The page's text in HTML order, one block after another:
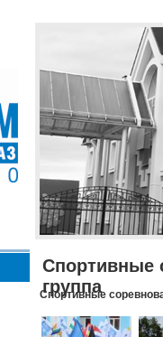
Спортивные
группа
Спортивные